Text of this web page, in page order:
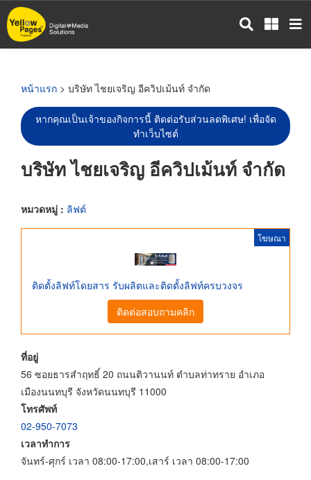
ข้าม
ไป
หน้าแรก > บริษัท ไชยเจริญ อีควิปเม้นท์ จำกัด
หากคุณเป็นเจ้าของกิจการนี้ ติดต่อรับส่วนลดพิเศษ! เพื่อจัด
ทำเว็บไซต์
บริษัท ไชยเจริญ อีควิปเม้นท์ จำกัด
หมวดหมู่ : ลิฟต์
โฆษณา
ติดตั้งลิฟท์โดยสาร รับผลิตและติดตั้งลิฟท์ครบวงจร
ติดต่อสอบถามคลิก
ที่อยู่
56 ซอยธารสำฤทธิ์ 20 ถนนติวานนท์ ตำบลท่าทราย อำเภอ
เมืองนนทบุรี จังหวัดนนทบุรี 11000
โทรศัพท์
02-950-7073
เวลาทำการ
จันทร์-ศุกร์ เวลา 08:00-17:00,เสาร์ เวลา 08:00-17:00